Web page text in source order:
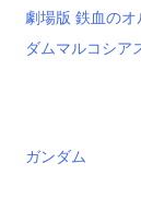
劇場版 鉄血の
ダムマルコシア
ガンダム